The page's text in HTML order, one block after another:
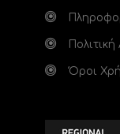
Όροι